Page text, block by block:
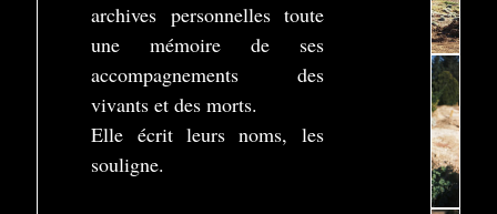
archives personnelles toute
une mémoire de ses
accompagnements des
vivants et des morts.
Elle écrit leurs noms, les
souligne.